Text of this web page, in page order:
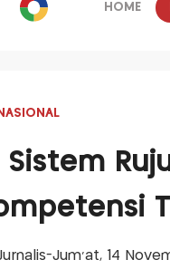
HOME
NASIONAL
Jum'at, 14